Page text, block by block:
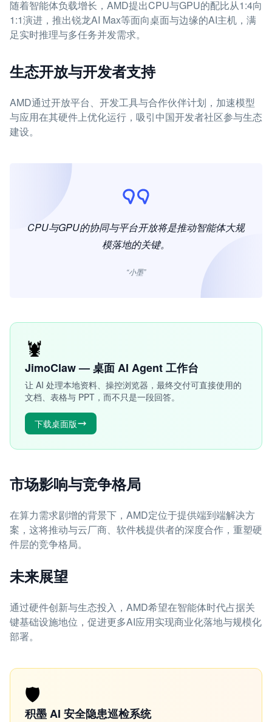
随着智能体负载增长，AMD提出CPU与GPU的配比从1:4向
1:1演进，推出锐龙AI Max等面向桌面与边缘的AI主机，满
足实时推理与多任务并发需求。
生态开放与开发者支持
AMD通过开放平台、开发工具与合作伙伴计划，加速模型
与应用在其硬件上优化运行，吸引中国开发者社区参与生态
建设。
CPU与GPU的协同与平台开放将是推动智能体大规
模落地的关键。
“小墨”
🦞
JimoClaw — 桌面 AI Agent 工作台
让 AI 处理本地资料、操控浏览器，最终交付可直接使用的
文档、表格与 PPT，而不只是一段回答。
下载桌面版
市场影响与竞争格局
在算力需求剧增的背景下，AMD定位于提供端到端解决方
案，这将推动与云厂商、软件栈提供者的深度合作，重塑硬
件层的竞争格局。
未来展望
通过硬件创新与生态投入，AMD希望在智能体时代占据关
键基础设施地位，促进更多AI应用实现商业化落地与规模化
部署。
🛡️
积墨 AI 安全隐患巡检系统